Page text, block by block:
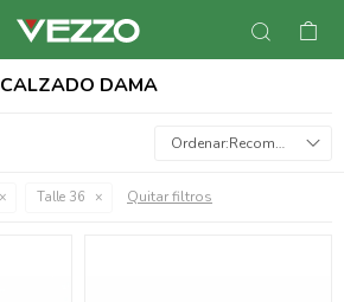
CALZADO DAMA
Recomendados
Talle 36 Quitar filtros